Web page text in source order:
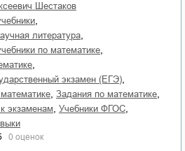
Шестаков
литература
по математике
экзамен (ЕГЭ)
математике задания по математике
к экзаменам учебники ФГОС
0 оценок